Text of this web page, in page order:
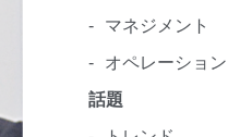
マネジメント
オペレーション
話題